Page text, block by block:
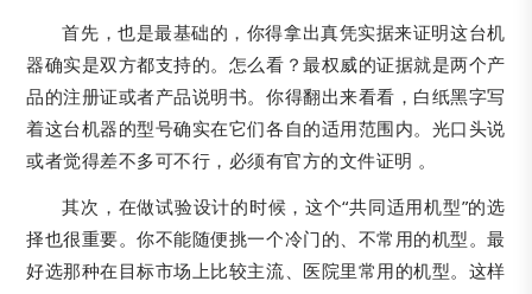
首先，也是最基础的，你得拿出真凭实据来证明这台机
器确实是双方都支持的。怎么看？最权威的证据就是两个产
品的注册证或者产品说明书。你得翻出来看看，白纸黑字写
着这台机器的型号确实在它们各自的适用范围内。光口头说
或者觉得差不多可不行，必须有官方的文件证明 。
其次，在做试验设计的时候，这个“共同适用机型”的选
择也很重要。你不能随便挑一个冷门的、不常用的机型。最
好选那种在目标市场上比较主流、医院里常用的机型。这样